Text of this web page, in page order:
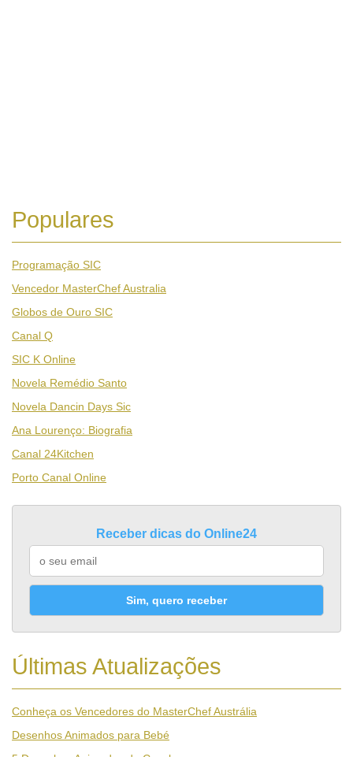
Populares
Programação SIC
Vencedor MasterChef Australia
Globos de Ouro SIC
Canal Q
SIC K Online
Novela Remédio Santo
Novela Dancin Days Sic
Ana Lourenço: Biografia
Canal 24Kitchen
Porto Canal Online
Receber dicas do Online24
Sim, quero receber
Últimas Atualizações
Conheça os Vencedores do MasterChef Austrália
Desenhos Animados para Bebé